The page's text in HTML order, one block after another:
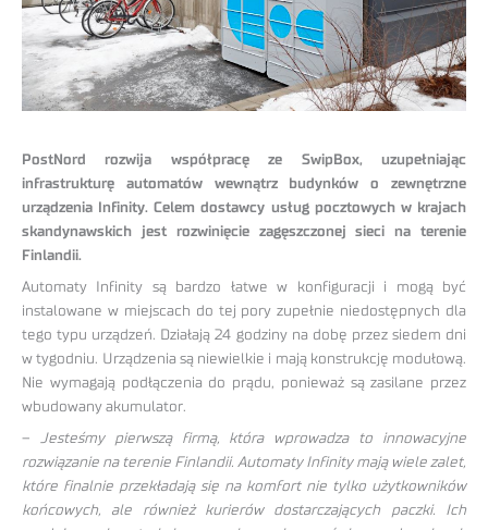
PostNord rozwija współpracę ze SwipBox, uzupełniając
infrastrukturę automatów wewnątrz budynków o zewnętrzne
urządzenia Infinity. Celem dostawcy usług pocztowych w krajach
skandynawskich jest rozwinięcie zagęszczonej sieci na terenie
Finlandii.
Automaty Infinity są bardzo łatwe w konfiguracji i mogą być
instalowane w miejscach do tej pory zupełnie niedostępnych dla
tego typu urządzeń. Działają 24 godziny na dobę przez siedem dni
w tygodniu. Urządzenia są niewielkie i mają konstrukcję modułową.
Nie wymagają podłączenia do prądu, ponieważ są zasilane przez
wbudowany akumulator.
– Jesteśmy pierwszą firmą, która wprowadza to innowacyjne
rozwiązanie na terenie Finlandii. Automaty Infinity mają wiele zalet,
które finalnie przekładają się na komfort nie tylko użytkowników
końcowych, ale również kurierów dostarczających paczki. Ich